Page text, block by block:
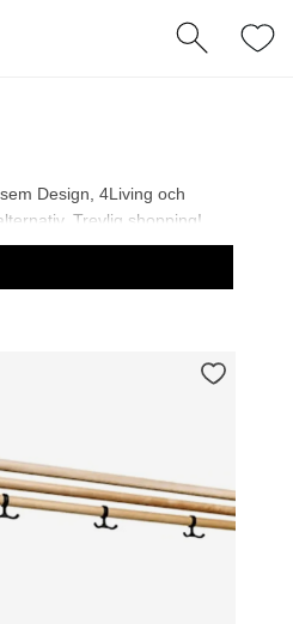
Design, 4Living och
Trevlig shopping!